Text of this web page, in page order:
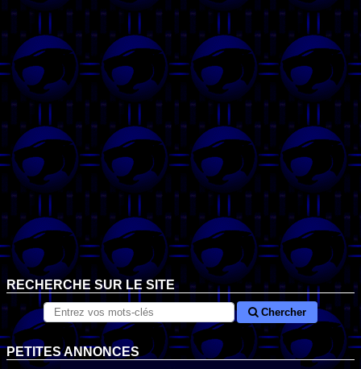
RECHERCHE SUR LE SITE
Chercher
PETITES ANNONCES